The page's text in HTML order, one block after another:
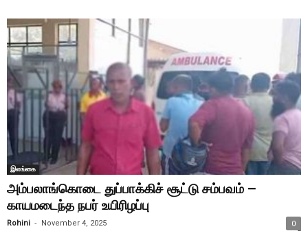
இலங்கை
அம்பலாங்கொடை துப்பாக்கிச் சூட்டு சம்பவம் –
காயமடைந்த நபர் உயிரிழப்பு
Rohini - November 4, 2025 0